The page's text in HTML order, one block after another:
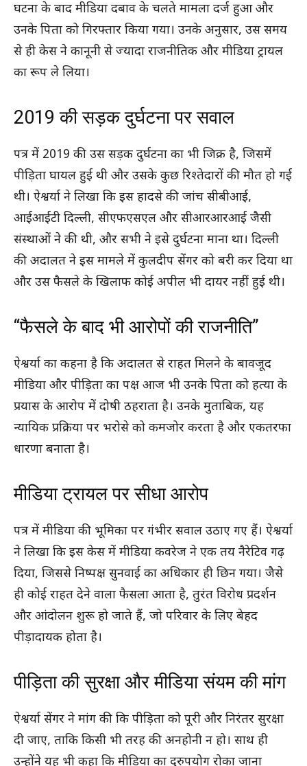
घटना के बाद मीडिया दबाव के चलते मामला दर्ज हुआ और
उनके पिता को गिरफ्तार किया गया। उनके अनुसार, उस समय
से ही केस ने कानूनी से ज्यादा राजनीतिक और मीडिया ट्रायल
का रूप ले लिया।
2019 की सड़क दुर्घटना पर सवाल
पत्र में 2019 की उस सड़क दुर्घटना का भी जिक्र है, जिसमें
पीड़िता घायल हुई थी और उसके कुछ रिश्तेदारों की मौत हो गई
थी। ऐश्वर्या ने लिखा कि इस हादसे की जांच सीबीआई,
आईआईटी दिल्ली, सीएफएसएल और सीआरआरआई जैसी
संस्थाओं ने की थी, और सभी ने इसे दुर्घटना माना था। दिल्ली
की अदालत ने इस मामले में कुलदीप सेंगर को बरी कर दिया था
और उस फैसले के खिलाफ कोई अपील भी दायर नहीं हुई थी।
“फैसले के बाद भी आरोपों की राजनीति”
ऐश्वर्या का कहना है कि अदालत से राहत मिलने के बावजूद
मीडिया और पीड़िता का पक्ष आज भी उनके पिता को हत्या के
प्रयास के आरोप में दोषी ठहराता है। उनके मुताबिक, यह
न्यायिक प्रक्रिया पर भरोसे को कमजोर करता है और एकतरफा
धारणा बनाता है।
मीडिया ट्रायल पर सीधा आरोप
पत्र में मीडिया की भूमिका पर गंभीर सवाल उठाए गए हैं। ऐश्वर्या
ने लिखा कि इस केस में मीडिया कवरेज ने एक तय नैरेटिव गढ़
दिया, जिससे निष्पक्ष सुनवाई का अधिकार ही छिन गया। जैसे
ही कोई राहत देने वाला फैसला आता है, तुरंत विरोध प्रदर्शन
और आंदोलन शुरू हो जाते हैं, जो परिवार के लिए बेहद
पीड़ादायक होता है।
पीड़िता की सुरक्षा और मीडिया संयम की मांग
ऐश्वर्या सेंगर ने मांग की कि पीड़िता को पूरी और निरंतर सुरक्षा
दी जाए, ताकि किसी भी तरह की अनहोनी न हो। साथ ही
उन्होंने यह भी कहा कि मीडिया का दुरुपयोग रोका जाना